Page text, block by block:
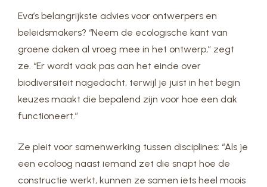
Eva’s belangrijkste advies voor ontwerpers en
beleidsmakers? “Neem de ecologische kant van
groene daken al vroeg mee in het ontwerp,” zegt
ze. “Er wordt vaak pas aan het einde over
biodiversiteit nagedacht, terwijl je juist in het begin
keuzes maakt die bepalend zijn voor hoe een dak
functioneert.”
Ze pleit voor samenwerking tussen disciplines: “Als je
een ecoloog naast iemand zet die snapt hoe de
constructie werkt, kunnen ze samen iets heel moois